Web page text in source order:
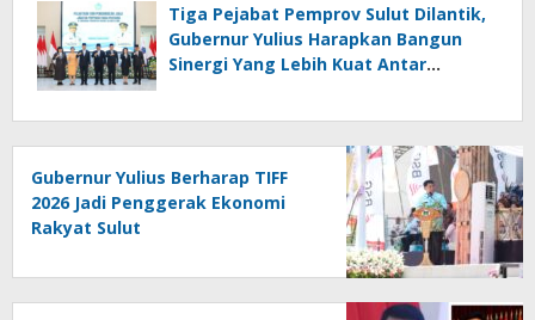
Tiga Pejabat Pemprov Sulut Dilantik,
Gubernur Yulius Harapkan Bangun
Sinergi Yang Lebih Kuat Antar
Gubernur Yulius Berharap TIFF
2026 Jadi Penggerak Ekonomi
Rakyat Sulut